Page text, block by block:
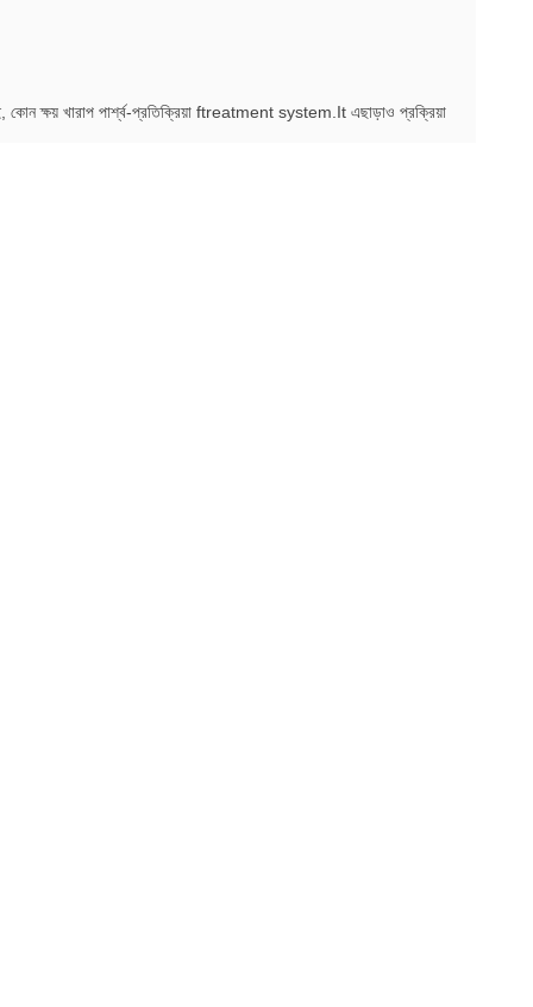
কোন ক্ষয় খারাপ পার্শ্ব-প্রতিক্রিয়া ftreatment system.It এছাড়াও প্রক্রিয়া